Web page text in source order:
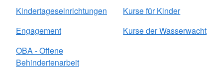
Kindertageseinrichtungen
Engagement
OBA - Offene
Behindertenarbeit
Kurse für Kinder
Kurse der Wasserwacht